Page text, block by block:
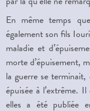
En même temps
également son fils
maladie et
morte d’épuisement,
la guerre se
épuisée à l’extrême.
elles a été publiée